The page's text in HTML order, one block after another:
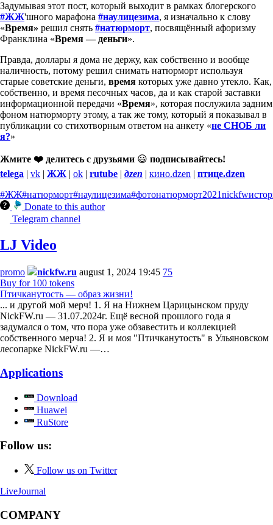
Задумывая этот пост, который выходит в рамках блогерского
#ЖЖ'шного марафона #наулицезима, я изначально к слову
«Время» решил снять #натюрморт, посвящённый афоризму
Франклина «Время — деньги».
Правда, доллары я дома не держу, как собственно и вообще
наличность, потому решил снимать натюрморт используя
старые советские деньги, время которых уже давно утекло. Как,
собственно, и время песочных часов, да и как старой заставки
информационной передачи «Время», которая послужила задним
фоном натюрморту этому, а так же тому, который я показывал в
публикации со стихотворным ответом на анкету «не СНОБ ли
я?»
Жмите ❤️ делитесь с друзьями 😃 подписывайтесь!
telega | vk | ЖЖ | ok | rutube | дzen | кино.dzen | птице.dzen
#ЖЖ#натюрморт#наулицезима#фотонатюрморт2021nickfw
Donate to this author
Telegram channel
LJ Video
promo nickfw.ru august 1, 2024 19:45 75
Buy for 100 tokens
Птичканутость — образ жизни!
... и другой мой мерч! 1. Я на Нижнем Царицынском пруду
NickFW.ru — 31.07.2024г. Ещё весной прошлого года я
задумался о том, что пора уже обзавестить и коллекцией
собственного мерча! 2. Я и моя "Птичканутость" в Ульяновском
лесопарке NickFW.ru —…
Applications
Download
Huawei
RuStore
Follow us:
Follow us on Twitter
LiveJournal
COMPANY